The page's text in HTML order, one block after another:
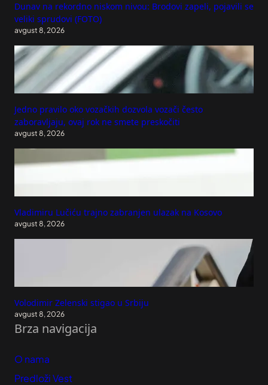
Dunav na rekordno niskom nivou: Brodovi zapeli, pojavili se
veliki sprudovi (FOTO)
avgust 8, 2026
Jedno pravilo oko vozačkih dozvola vozači često
zaboravljaju, ovaj rok ne smete preskočiti
avgust 8, 2026
Vladimiru Lučiću trajno zabranjen ulazak na Kosovo
avgust 8, 2026
Volodimir Zelenski stigao u Srbiju
avgust 8, 2026
Brza navigacija
O nama
Predloži Vest